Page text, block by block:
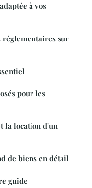
à vos
réglementaires sur
pour les
la location d'un
de biens en détail
guide